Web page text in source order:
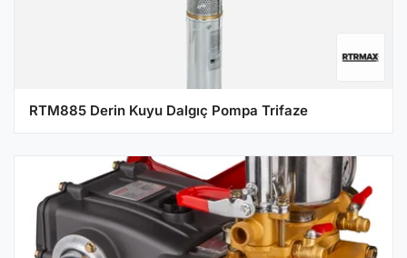
RTM885 Derin Kuyu Dalgıç Pompa Trifaze